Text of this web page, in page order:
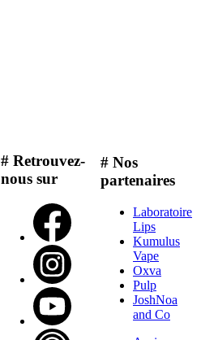
# Retrouvez-
nous sur
# Nos
partenaires
Laboratoire
Lips
Kumulus
Vape
Oxva
Pulp
JoshNoa
and Co